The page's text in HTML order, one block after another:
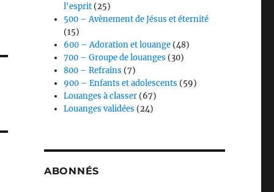
l'esprit (25)
500 – Avènement de Jésus et éternité
(15)
600 – Adoration et louange (48)
700 – Groupe de louanges (30)
800 – Refrains (7)
900 – Enfants et adolescents (59)
Louanges à classer (67)
Louanges validées (24)
ABONNÉS